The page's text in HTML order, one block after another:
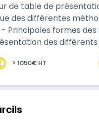
de table de
des différentes
Principales formes des
des
> 1050€ HT